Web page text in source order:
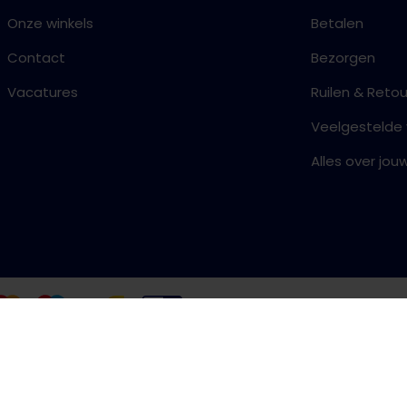
Onze winkels
Contact
Vacatures
Betalen
Bezorgen
Ruilen &
Veelgestelde
Alles over